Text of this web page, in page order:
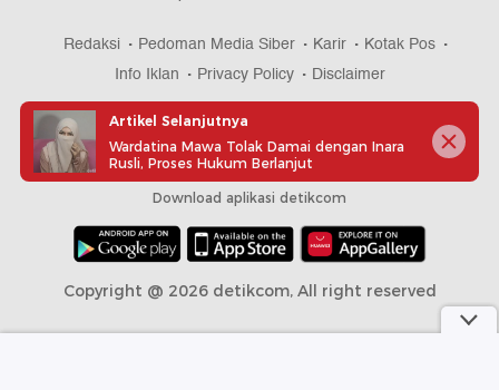
Redaksi Pedoman Media Siber Karir
Kotak Pos
Info Iklan
Privacy Policy Disclaimer
Download aplikasi detikcom
Copyright @ 2026 detikcom, All right reserved
Artikel Selanjutnya
Wardatina Mawa Tolak Damai dengan Inara
Rusli, Proses Hukum Berlanjut